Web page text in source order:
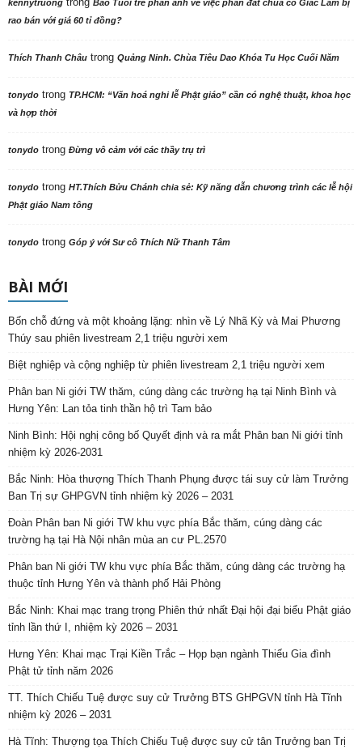
kennytruong
Báo Tuổi trẻ phản ảnh về việc phần đất chùa cổ Giác Lâm bị
rao bán với giá 60 tỉ đồng?
Thích Thanh Châu trong Quảng Ninh. Chùa Tiêu Dao Khóa Tu Học Cuối Năm
tonydo trong TP.HCM: “Văn hoá nghi lễ Phật giáo” cần có nghệ thuật, khoa học
và hợp thời
tonydo trong Đừng vô cảm với các thầy trụ trì
tonydo trong HT.Thích Bửu Chánh chia sẻ: Kỹ năng dẫn chương trình các lễ hội
Phật giáo Nam tông
tonydo trong Góp ý với Sư cô Thích Nữ Thanh Tâm
BÀI MỚI
Bốn chỗ đứng và một khoảng lặng: nhìn về Lý Nhã Kỳ và Mai Phương
Thúy sau phiên livestream 2,1 triệu người xem
Biệt nghiệp và cộng nghiệp từ phiên livestream 2,1 triệu người xem
Phân ban Ni giới TW thăm, cúng dàng các trường hạ tại Ninh Bình và
Hưng Yên: Lan tỏa tinh thần hộ trì Tam bảo
Ninh Bình: Hội nghị công bố Quyết định và ra mắt Phân ban Ni giới tỉnh
nhiệm kỳ 2026-2031
Bắc Ninh: Hòa thượng Thích Thanh Phụng được tái suy cử làm Trưởng
Ban Trị sự GHPGVN tỉnh nhiệm kỳ 2026 – 2031
Đoàn Phân ban Ni giới TW khu vực phía Bắc thăm, cúng dàng các
trường hạ tại Hà Nội nhân mùa an cư PL.2570
Phân ban Ni giới TW khu vực phía Bắc thăm, cúng dàng các trường hạ
thuộc tỉnh Hưng Yên và thành phố Hải Phòng
Bắc Ninh: Khai mạc trang trọng Phiên thứ nhất Đại hội đại biểu Phật giáo
tỉnh lần thứ I, nhiệm kỳ 2026 – 2031
Hưng Yên: Khai mạc Trại Kiền Trắc – Họp bạn ngành Thiếu Gia đình
Phật tử tỉnh năm 2026
TT. Thích Chiếu Tuệ được suy cử Trưởng BTS GHPGVN tỉnh Hà Tĩnh
nhiệm kỳ 2026 – 2031
Hà Tĩnh: Thượng tọa Thích Chiếu Tuệ được suy cử tân Trưởng ban Trị